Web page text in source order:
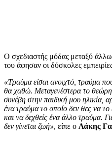
Ο σχεδιαστής μόδας μεταξύ
του άφησαν οι δύσκολες
«Τραύμα είσαι ανοιχτό, τραύμα
θα χαθώ. Μεταγενέστερα το
συνέβη στην παιδική μου ηλικία,
ένα τραύμα το οποίο δεν θες να
και να δεχθείς ένα άλλο τραύμα.
δεν γίνεται ζωή», είπε ο Λάκης